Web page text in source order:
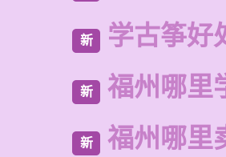
新 学古筝好
新 福州哪里
新 福州哪里